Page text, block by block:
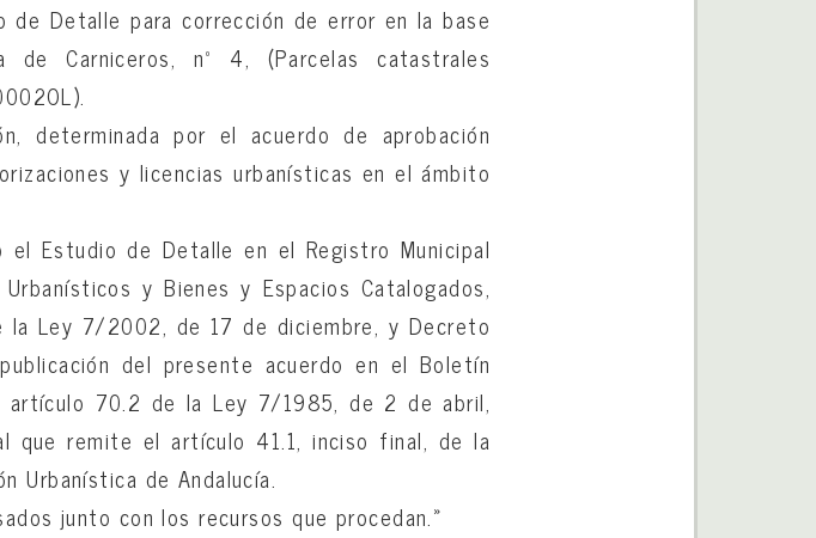
Detalle para corrección de error en la base
de Carniceros, nº 4, (Parcelas catastrales
determinada por el acuerdo de aprobación
y licencias urbanísticas en el ámbito
Estudio de Detalle en el Registro Municipal
y Bienes y Espacios Catalogados,
Ley 7/2002, de 17 de diciembre, y Decreto
del presente acuerdo en el Boletín
artículo 70.2 de la Ley 7/1985, de 2 de abril,
que remite el artículo 41.1, inciso final, de la
Urbanística de Andalucía.
junto con los recursos que procedan.»